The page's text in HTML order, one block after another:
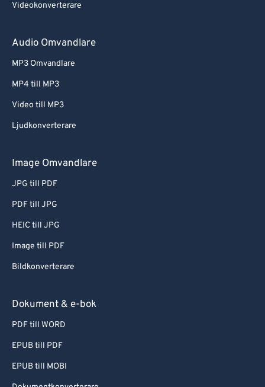
Videokonverterare
Audio Omvandlare
MP3 Omvandlare
MP4 till MP3
Video till MP3
Ljudkonverterare
Image Omvandlare
JPG till PDF
PDF till JPG
HEIC till JPG
Image till PDF
Bildkonverterare
Dokument & e-bok
PDF till WORD
EPUB till PDF
EPUB till MOBI